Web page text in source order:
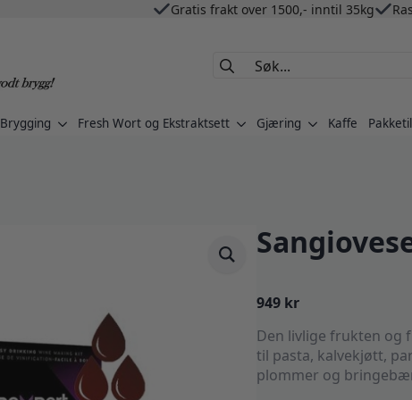
Gratis frakt over 1500,- inntil 35kg
Search
Brygging Fresh Wort og Ekstraktsett Gjæring Kaffe
949 kr
Den livlige frukten og
til pasta, kalvekjøtt,
plommer og